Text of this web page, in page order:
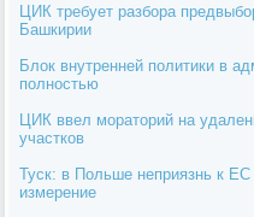
ЦИК требует разбора
Башкирии
Блок внутренней политики в
полностью
ЦИК ввел мораторий на
участков
Туск: в Польше неприязнь к
измерение